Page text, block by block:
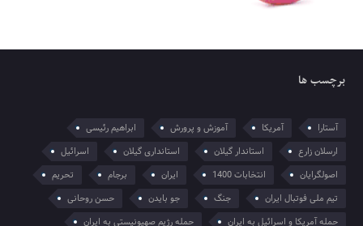
برچسب ها
آستارا آمریکا آموزش و پرورش
ابراهیم رئیسی
ارسلان زارع
استاندار گیلان استانداری گیلان
اسرائیل
اصولگرایان
انتخابات 1400 ایران برجام
تحریم
تیم ملی فوتبال ایران
جنگ جو بایدن
حسن روحانی
حمله آمریکا و اسرائیل به ایران
حمله رژیم صهیونیستی به ایران